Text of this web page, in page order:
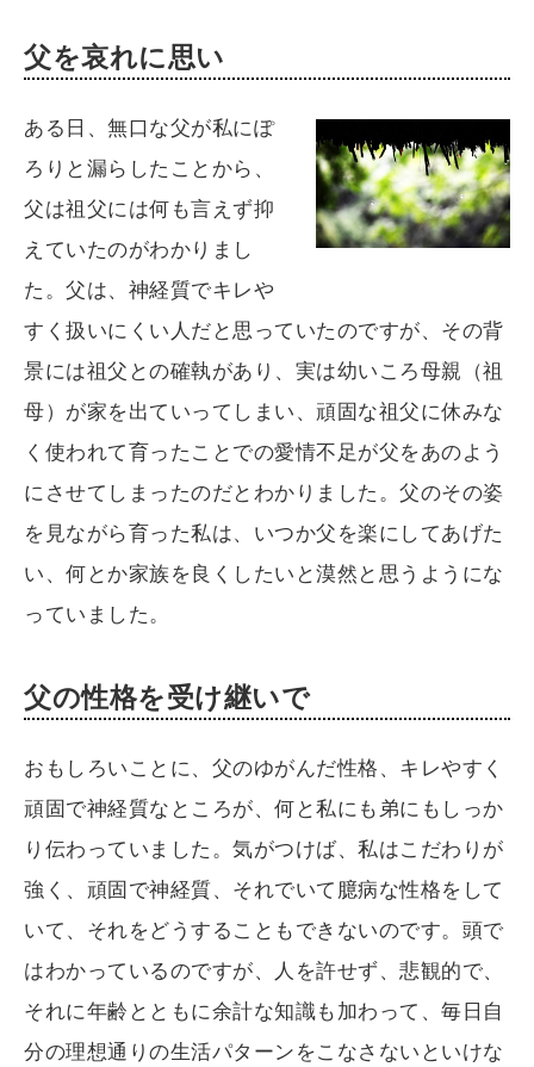
父を哀れに思い
ある日、無口な父が私にぽ
ろりと漏らしたことから、
父は祖父には何も言えず抑
えていたのがわかりまし
た。父は、神経質でキレや
すく扱いにくい人だと思っていたのですが、その背
景には祖父との確執があり、実は幼いころ母親（祖
母）が家を出ていってしまい、頑固な祖父に休みな
く使われて育ったことでの愛情不足が父をあのよう
にさせてしまったのだとわかりました。父のその姿
を見ながら育った私は、いつか父を楽にしてあげた
い、何とか家族を良くしたいと漠然と思うようにな
っていました。
父の性格を受け継いで
おもしろいことに、父のゆがんだ性格、キレやすく
頑固で神経質なところが、何と私にも弟にもしっか
り伝わっていました。気がつけば、私はこだわりが
強く、頑固で神経質、それでいて臆病な性格をして
いて、それをどうすることもできないのです。頭で
はわかっているのですが、人を許せず、悲観的で、
それに年齢とともに余計な知識も加わって、毎日自
分の理想通りの生活パターンをこなさないといけな